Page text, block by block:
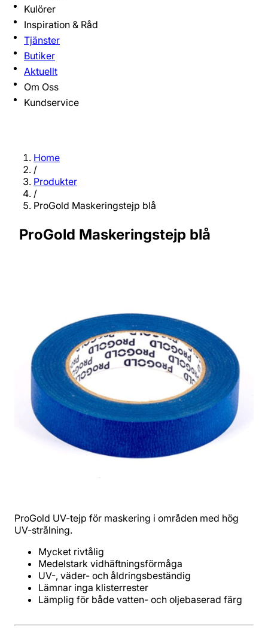
Kulörer
Inspiration & Råd
Tjänster
Butiker
Aktuellt
Om Oss
Kundservice
Home
/
Produkter
/
ProGold Maskeringstejp blå
ProGold Maskeringstejp blå
ProGold UV-tejp för maskering i områden med hög
UV-strålning.
Lämplig för både vatten- och oljebaserad färg